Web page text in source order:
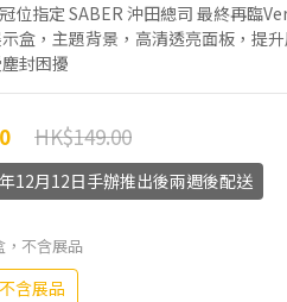
位指定 SABER 沖田總司 最終再臨
盒，主題背景，高清透亮面板，提
封困擾
HK$149.00
12月12日手辦推出後兩週後配送
，不含展品
含展品